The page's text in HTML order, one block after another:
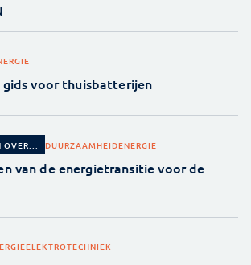
gids voor thuisbatterijen
OVER... DUURZAAMHEIDENERGIE
van de energietransitie voor de
ELEKTROTECHNIEK